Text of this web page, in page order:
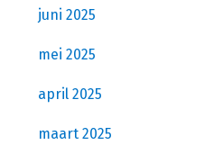
juni 2025
mei 2025
april 2025
maart 2025